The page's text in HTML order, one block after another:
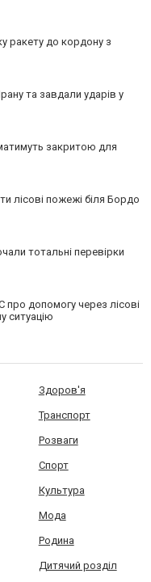
ракету до кордону з
та завдали ударів у
закритою для
лісові пожежі біля Бордо
тотальні перевірки
про допомогу через лісові
ситуацію
Здоров'я
Транспорт
Розваги
Спорт
Культура
Мода
Родина
Дитячий розділ